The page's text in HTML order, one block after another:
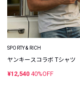
SPORTY & RICH
ヤンキースコラボ Tシャツ
¥12,540 40%OFF